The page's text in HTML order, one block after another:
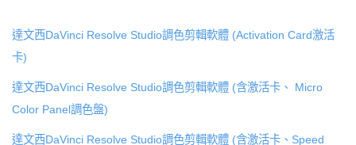
達文西DaVinci Resolve Studio調色剪輯軟體 (Activation Card激活
卡)
達文西DaVinci Resolve Studio調色剪輯軟體 (含激活卡、 Micro
Color Panel調色盤)
達文西DaVinci Resolve Studio調色剪輯軟體 (含激活卡、Speed